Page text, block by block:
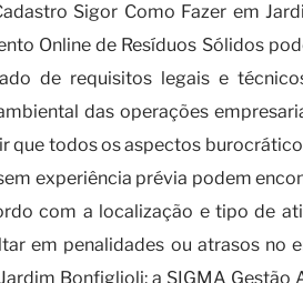
Sigor Como Fazer em
Online de Resíduos Sólidos
de requisitos legais e
das operações
que todos os aspectos
experiência prévia podem
com a localização e tipo de
em penalidades ou atrasos no
Bonfiglioli: a SIGMA